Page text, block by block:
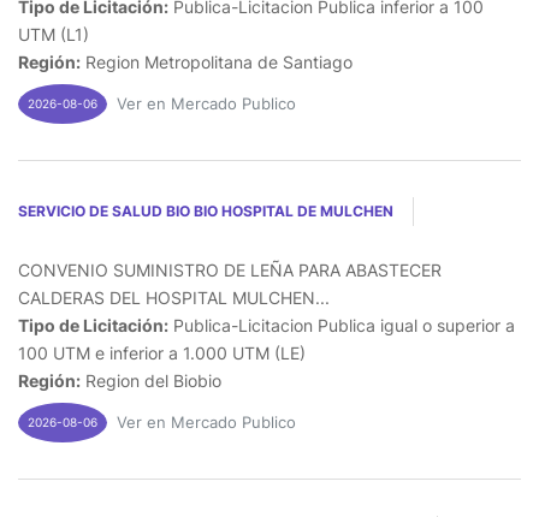
Tipo de Licitación: Publica-Licitacion Publica inferior a 100
UTM (L1)
Región: Region Metropolitana de Santiago
2026-08-06 Ver en Mercado Publico
SERVICIO DE SALUD BIO BIO HOSPITAL DE MULCHEN
CONVENIO SUMINISTRO DE LEÑA PARA ABASTECER
CALDERAS DEL HOSPITAL MULCHEN...
Tipo de Licitación: Publica-Licitacion Publica igual o superior a
100 UTM e inferior a 1.000 UTM (LE)
Región: Region del Biobio
2026-08-06 Ver en Mercado Publico